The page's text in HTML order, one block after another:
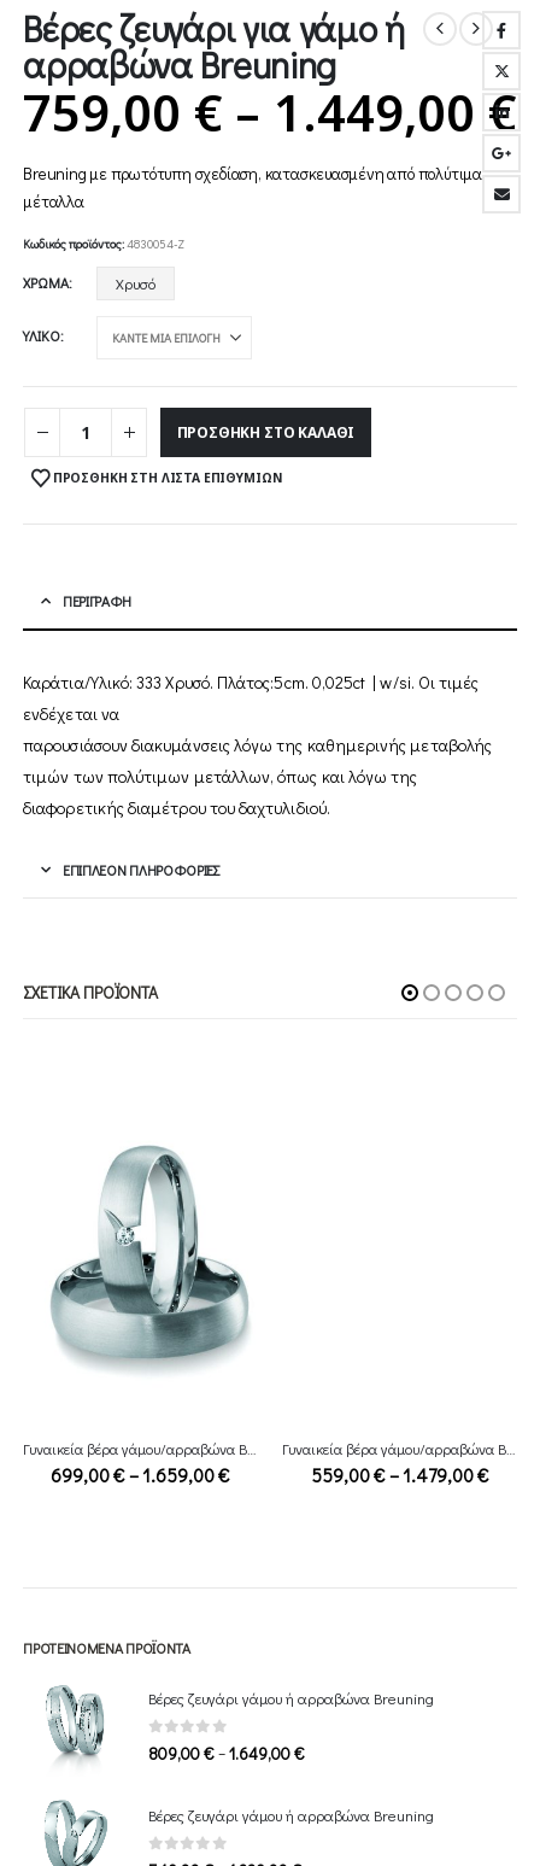
Βέρες ζευγάρι για γάμο ή
αρραβώνα Breuning
759,00 € – 1.449,00€
Breuning με πρωτότυπη σχεδίαση, κατασκευασμένη από πολύτιμα
μέταλλα
Κωδικός προϊόντος:4830054-Z
ΧΡΏΜΑ Χρυσό
ΥΛΙΚΌ
ΠΡΟΣΘΉΚΗ ΣΤΟ ΚΑΛΆΘΙ
ΠΡΟΣΘΉΚΗ ΣΤΗ ΛΊΣΤΑ ΕΠΙΘΥΜΙΏΝ
ΠΕΡΙΓΡΑΦΉ
Καράτια/Υλικό: 333 Χρυσό. Πλάτος:5cm. 0,025ct | w/si. Οι τιµές
ενδέχεται να
παρουσιάσουν διακυµάνσεις λόγω της καθηµερινής µεταβολής
τιµών των πολύτιµων µετάλλων, όπως και λόγω της
διαφορετικής διαµέτρου του δαχτυλιδιού.
ΕΠΙΠΛΈΟΝ ΠΛΗΡΟΦΟΡΊΕΣ
ΣΧΕΤΙΚΆ ΠΡΟΪΌΝΤΑ
699,00€–1.659,00€Price 559,00€–1.479,00€Price
ΠΡΟΤΕΙΝΌΜΕΝΑ ΠΡΟΪΌΝΤΑ
Βέρες ζευγάρι γάμου ή αρραβώνα Breuning
0 out of 5
809,00€–1.649,00€Price
through
Βέρες ζευγάρι γάμου ή αρραβώνα Breuning
0 out of 5